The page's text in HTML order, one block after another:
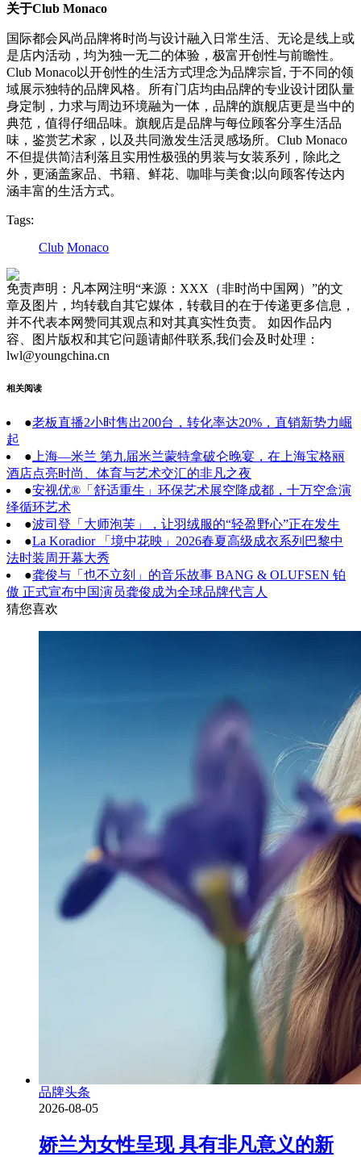
关于Club Monaco
国际都会风尚品牌将时尚与设计融入日常生活、无论是线上或
是店内活动，均为独一无二的体验，极富开创性与前瞻性。
Club Monaco以开创性的生活方式理念为品牌宗旨, 于不同的领
域展示独特的品牌风格。所有门店均由品牌的专业设计团队量
身定制，力求与周边环境融为一体，品牌的旗舰店更是当中的
典范，值得仔细品味。旗舰店是品牌与每位顾客分享生活品
味，鉴赏艺术家，以及共同激发生活灵感场所。Club Monaco
不但提供简洁利落且实用性极强的男装与女装系列，除此之
外，更涵盖家品、书籍、鲜花、咖啡与美食;以向顾客传达内
涵丰富的生活方式。
Tags:
Club Monaco
免责声明：凡本网注明“来源：XXX（非时尚中国网）”的文
章及图片，均转载自其它媒体，转载目的在于传递更多信息，
并不代表本网赞同其观点和对其真实性负责。 如因作品内
容、图片版权和其它问题请邮件联系,我们会及时处理：
lwl@youngchina.cn
相关阅读
●老板直播2小时售出200台，转化率达20%，直销新势力崛
起
● 上海—米兰 第九届米兰蒙特拿破仑晚宴，在上海宝格丽
酒店点亮时尚、体育与艺术交汇的非凡之夜
●安视优®「舒适重生」环保艺术展空降成都，十万空盒演
绎循环艺术
●波司登「大师泡芙」，让羽绒服的“轻盈野心”正在发生
●La Koradior 「境中花映」2026春夏高级成衣系列巴黎中
法时装周开幕大秀
●龚俊与「也不立刻」的音乐故事 BANG & OLUFSEN 铂
傲 正式宣布中国演员龚俊成为全球品牌代言人
猜您喜欢
品牌头条
2026-08-05
娇兰为女性呈现 具有非凡意义的新